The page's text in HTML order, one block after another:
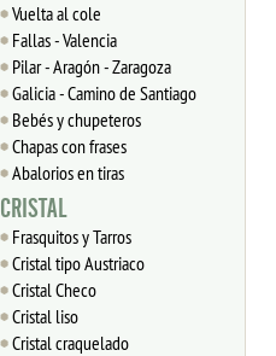
Vuelta al cole
Fallas - Valencia
Pilar - Aragón - Zaragoza
Galicia - Camino de Santiago
Bebés y chupeteros
Chapas con frases
Abalorios en tiras
CRISTAL
Frasquitos y Tarros
Cristal tipo Austriaco
Cristal Checo
Cristal liso
Cristal craquelado